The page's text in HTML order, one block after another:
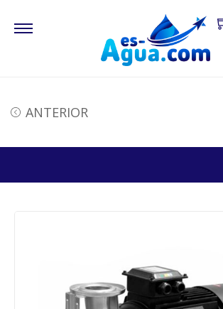
ANTERIOR